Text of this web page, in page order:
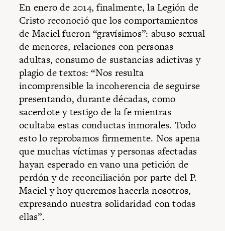
En enero de 2014, finalmente, la Legión de
Cristo reconoció que los comportamientos
de Maciel fueron “gravísimos”: abuso sexual
de menores, relaciones con personas
adultas, consumo de sustancias adictivas y
plagio de textos: “Nos resulta
incomprensible la incoherencia de seguirse
presentando, durante décadas, como
sacerdote y testigo de la fe mientras
ocultaba estas conductas inmorales. Todo
esto lo reprobamos firmemente. Nos apena
que muchas víctimas y personas afectadas
hayan esperado en vano una petición de
perdón y de reconciliación por parte del P.
Maciel y hoy queremos hacerla nosotros,
expresando nuestra solidaridad con todas
ellas”.